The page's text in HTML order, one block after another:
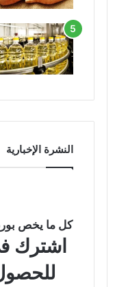
النشرة الإخبارية
كل ما يخص
اشترك